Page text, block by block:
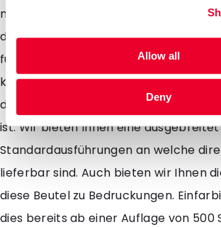
Allow all
Deny
nicht mit einem Druckverschluss
dadurch nicht wiederverschliessbar
für den einmaligen Gebrauch gedacht.
kann mittels verschweissen
dass der Beutel versiegelt ist und somit
ist. Wir bieten Ihnen eine ausgebreitet
Standardausführungen an welche
lieferbar sind. Auch bieten wir Ihnen
diese Beutel zu Bedruckungen.
dies bereits ab einer Auflage von 500